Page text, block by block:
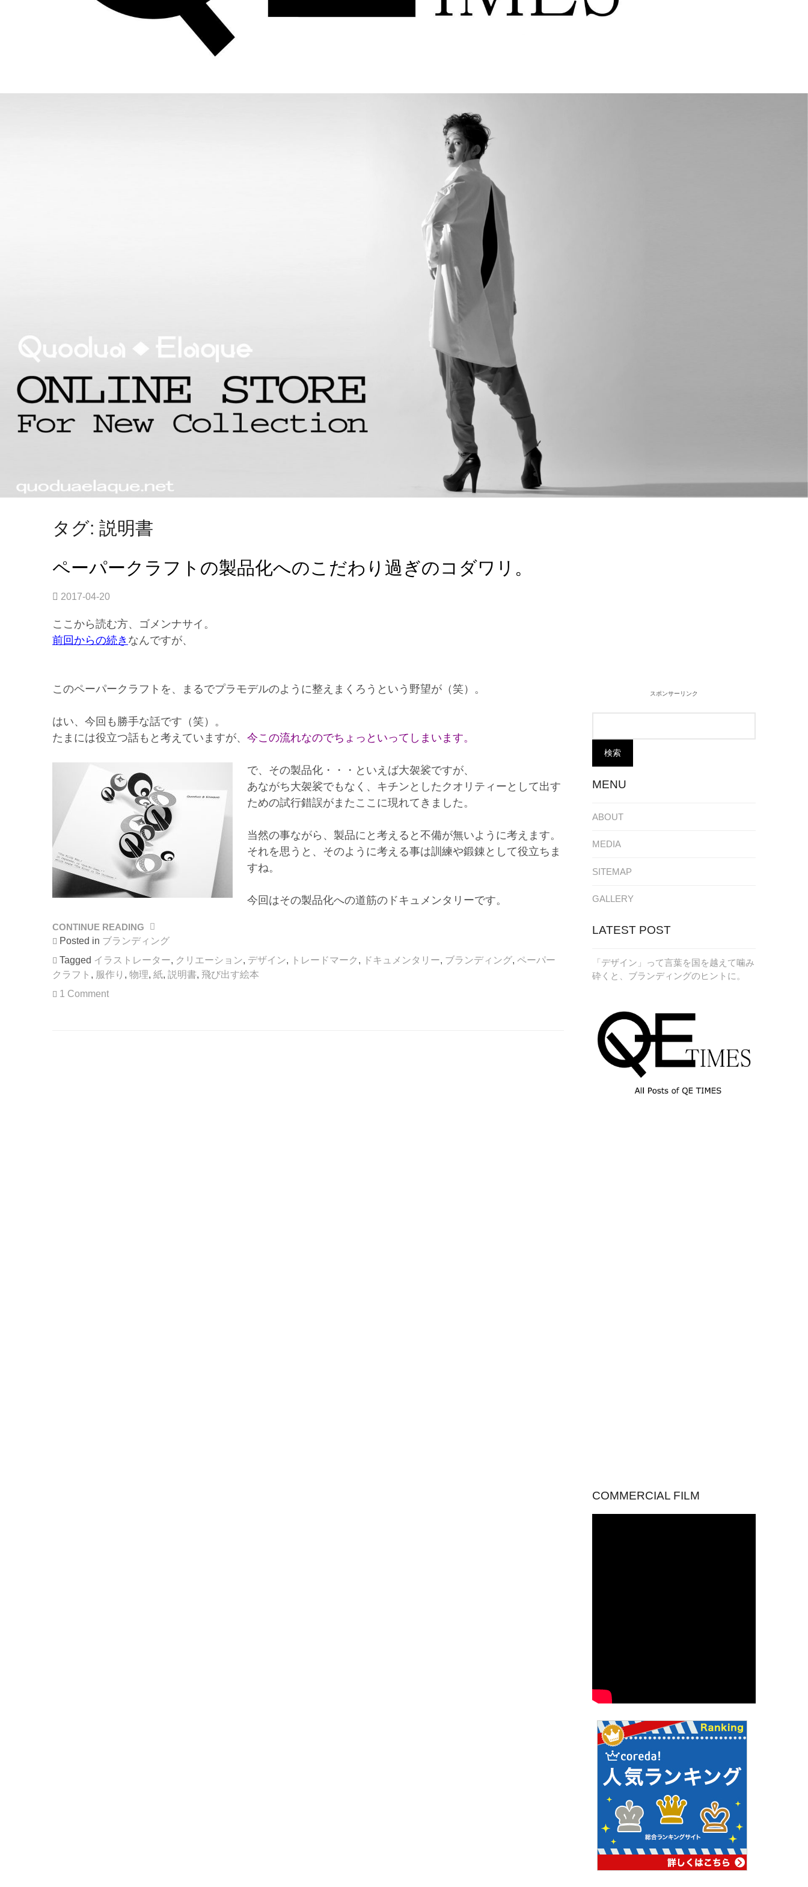
タグ: 説明書
ペーパークラフトの製品化へのこだわり過ぎのコダワリ。
2017-04-20
ここから読む方、ゴメンナサイ。
前回からの続き なんですが、
このペーパークラフトを、まるでプラモデルのように整えまくろうという野望が（笑）。
はい、今回も勝手な話です（笑）。
たまには役立つ話もと考えていますが、 今この流れなのでちょっといってしまいます。
で、その製品化・・・といえば大袈裟ですが、
あながち大袈裟でもなく、キチンとしたクオリティーとして出す
ための試行錯誤がまたここに現れてきました。
当然の事ながら、製品にと考えると不備が無いように考えます。
それを思うと、そのように考える事は訓練や鍛錬として役立ちま
すね。
今回はその製品化への道筋のドキュメンタリーです。
CONTINUE READING
“ペ
ー
ー
ク
Posted in ブランディング
Tagged イラストレーター, クリエーション, デザイン, トレードマーク , ドキュメンタリー, ブランディング, ペーパー
クラフト , 服作り , 物理, 紙, 説明書, 飛び出す絵本
1 Comment
スポンサーリンク
MENU
ABOUT
MEDIA
SITEMAP
GALLERY
LATEST POST
「デザイン」って言葉を国を越えて噛み
砕くと、ブランディングのヒントに。
COMMERCIAL FILM